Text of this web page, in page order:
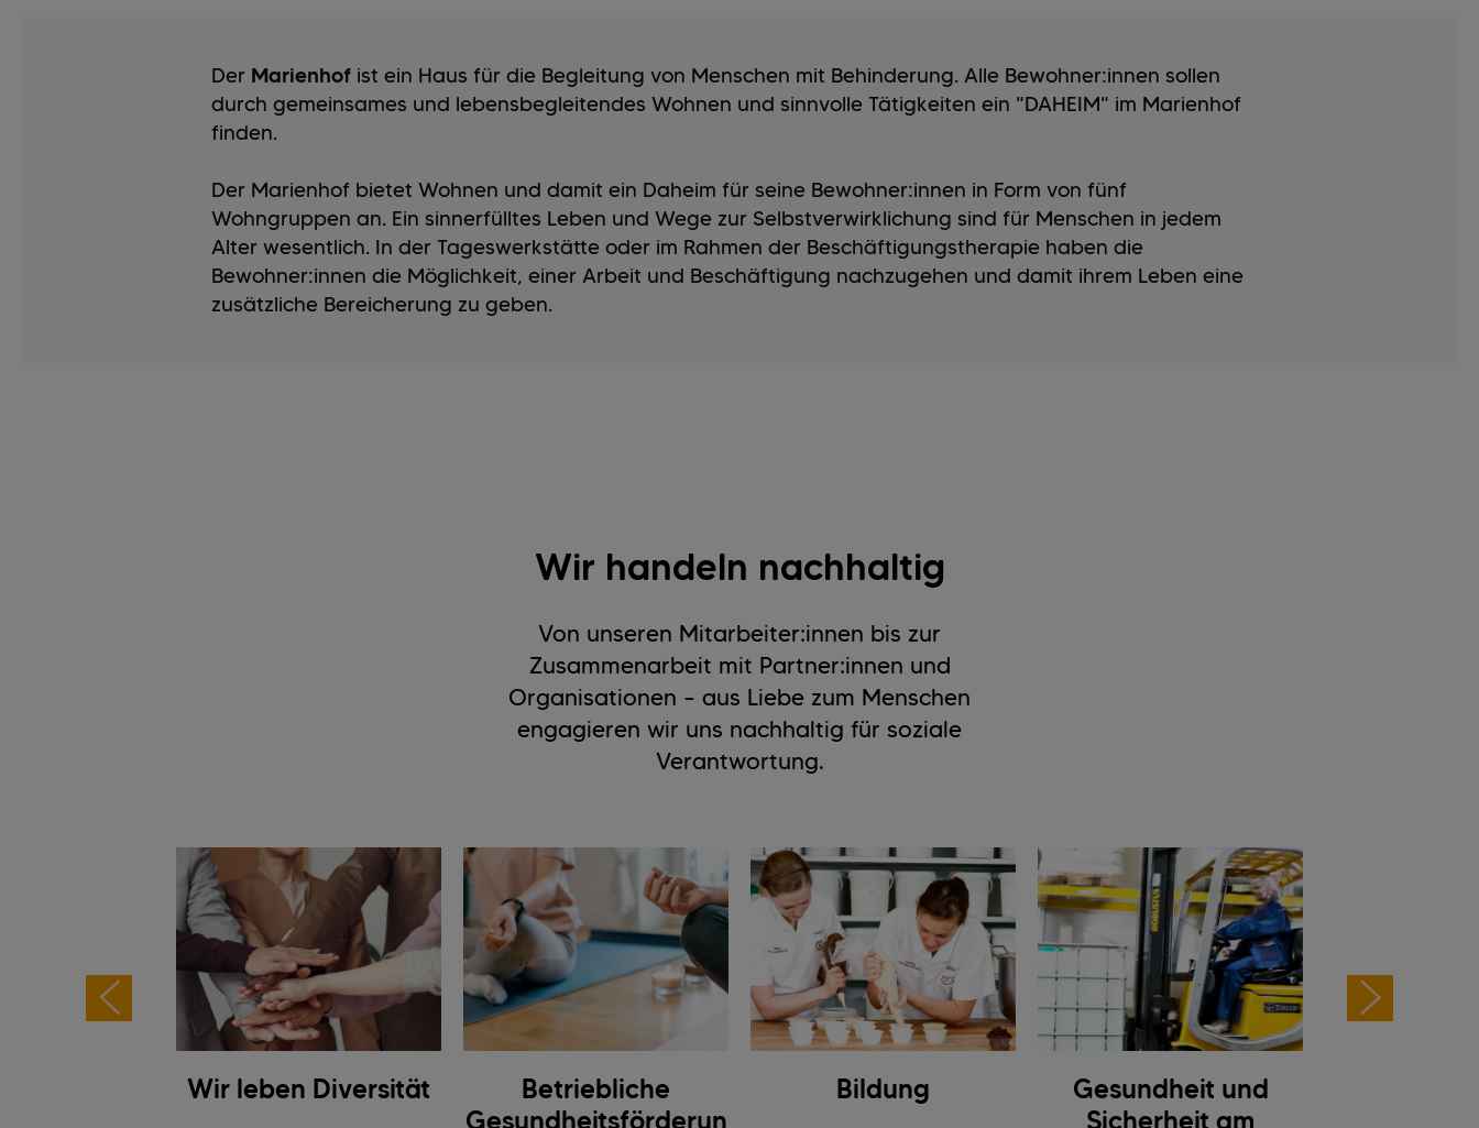
Der Marienhof ist ein Haus für die Begleitung von Menschen mit Behinderung. Alle Bewohner:innen sollen
durch gemeinsames und lebensbegleitendes Wohnen und sinnvolle Tätigkeiten ein "DAHEIM" im Marienhof
finden.
Der Marienhof bietet Wohnen und damit ein Daheim für seine Bewohner:innen in Form von fünf
Wohngruppen an. Ein sinnerfülltes Leben und Wege zur Selbstverwirklichung sind für Menschen in jedem
Alter wesentlich. In der Tageswerkstätte oder im Rahmen der Beschäftigungstherapie haben die
Bewohner:innen die Möglichkeit, einer Arbeit und Beschäftigung nachzugehen und damit ihrem Leben eine
zusätzliche Bereicherung zu geben.
Wir handeln nachhaltig
Von unseren Mitarbeiter:innen bis zur
Zusammenarbeit mit Partner:innen und
Organisationen – aus Liebe zum Menschen
engagieren wir uns nachhaltig für soziale
Verantwortung.
Wir leben Diversität
Betriebliche
Gesundheitsförderun
Bildung
Gesundheit und
Sicherheit am